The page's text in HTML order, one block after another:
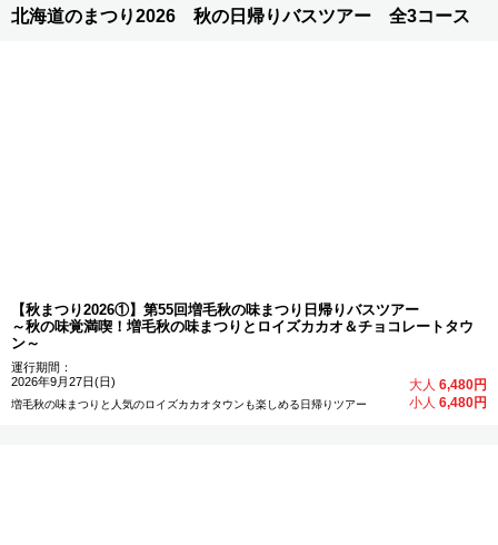
北海道のまつり2026 秋の日帰りバスツアー 全3コース
【秋まつり2026①】第55回増毛秋の味まつり日帰りバスツアー
～秋の味覚満喫！増毛秋の味まつりとロイズカカオ＆チョコレートタウ
ン～
運行期間：
2026年9月27日(日)
増毛秋の味まつりと人気のロイズカカオタウンも楽しめる日帰りツアー
大人 6,480円
小人 6,480円